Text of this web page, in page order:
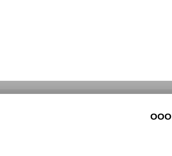
ООО